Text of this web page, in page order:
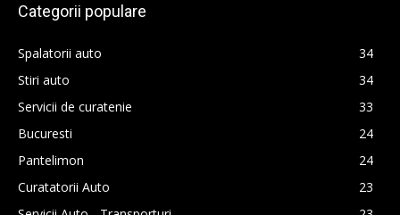
Categorii populare
Spalatorii auto
34
Stiri auto
34
Servicii de curatenie
33
Bucuresti
24
Pantelimon
24
Curatatorii Auto
23